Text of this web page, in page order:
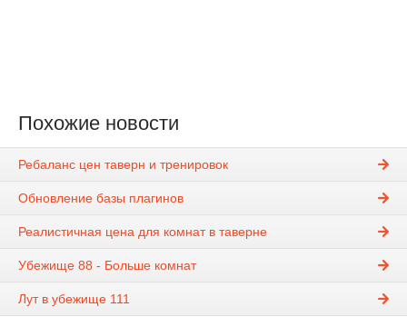
Похожие новости
Ребаланс цен таверн и тренировок
Обновление базы плагинов
Реалистичная цена для комнат в таверне
Убежище 88 - Больше комнат
Лут в убежище 111